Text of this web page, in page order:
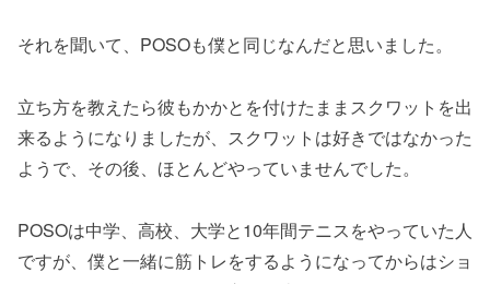
それを聞いて、POSOも僕と同じなんだと思いました。
立ち方を教えたら彼もかかとを付けたままスクワットを出
来るようになりましたが、スクワットは好きではなかった
ようで、その後、ほとんどやっていませんでした。
POSOは中学、高校、大学と10年間テニスをやっていた人
ですが、僕と一緒に筋トレをするようになってからはショ